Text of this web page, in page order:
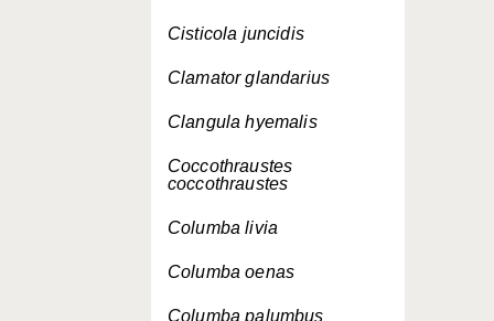
Cisticola juncidis
Clamator glandarius
Clangula hyemalis
Coccothraustes
coccothraustes
Columba livia
Columba oenas
Columba palumbus